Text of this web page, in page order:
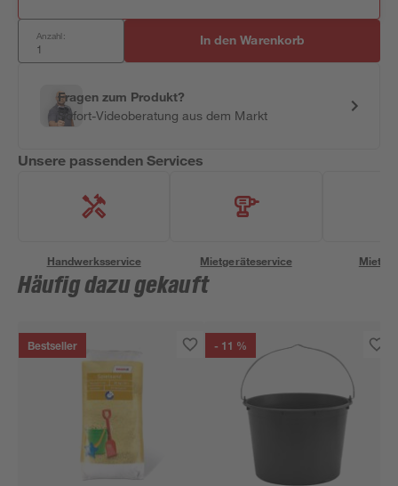
Anzahl: In den Warenkorb
Fragen zum Produkt?
Sofort-Videoberatung aus dem Markt
Unsere passenden Services
Handwerksservice Mietgeräteservice
Häufig dazu gekauft
Bestseller - 11 %